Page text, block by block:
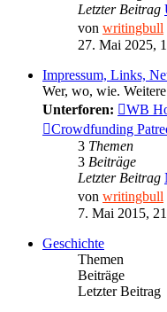
Letzter Beitrag
von writingbull
27. Mai 2025,
Impressum, Links,
Wer, wo, wie.
Unterforen:
WB
Crowdfunding
3 Themen
3 Beiträge
Letzter Beitrag
von writingbull
7. Mai 2015,
Geschichte
Themen
Beiträge
Letzter Beitrag